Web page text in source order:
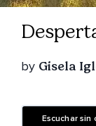
by Gisela
Escuchar sin